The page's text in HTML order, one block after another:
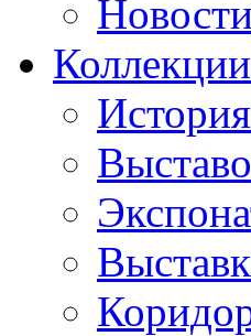
Новости